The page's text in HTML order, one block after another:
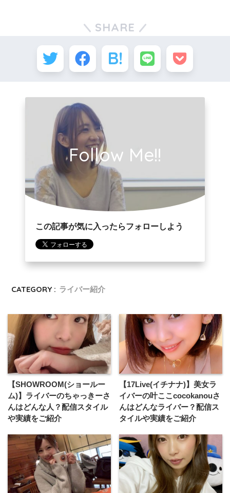
SHARE
Follow Me!!
この記事が気に入ったらフォローしよう
CATEGORY : ライバー紹介
【SHOWROOM(ショールー
ム)】ライバーのちゃっきーさ
んはどんな人？配信スタイル
や実績をご紹介
【17Live(イチナナ)】美女ラ
イバーの叶ここcocokanouさ
んはどんなライバー？配信ス
タイルや実績をご紹介